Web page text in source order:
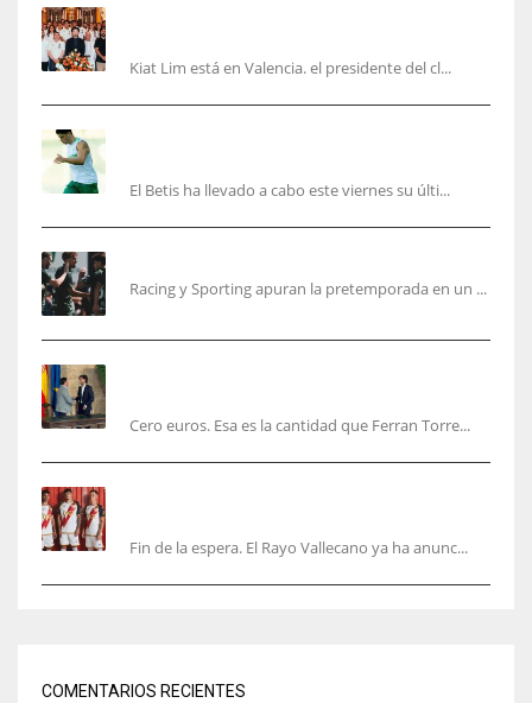
Kiat Lim está en Valencia. el presidente del cl...
El Betis ha llevado a cabo este viernes su últi...
Racing y Sporting apuran la pretemporada en un ...
Cero euros. Esa es la cantidad que Ferran Torre...
Fin de la espera. El Rayo Vallecano ya ha anunc...
COMENTARIOS RECIENTES